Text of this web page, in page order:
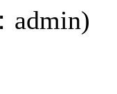
admin)